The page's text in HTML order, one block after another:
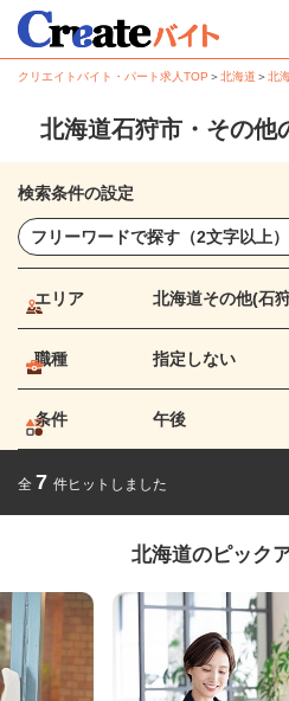
クリエイトバイト・パート求人TOP ＞北海道 ＞北
北海道石狩市・その他
検索条件の設定
エリア 北海道その他(石
職種 指定しない
条件 午後
全 7 件ヒットしました
北海道のピック